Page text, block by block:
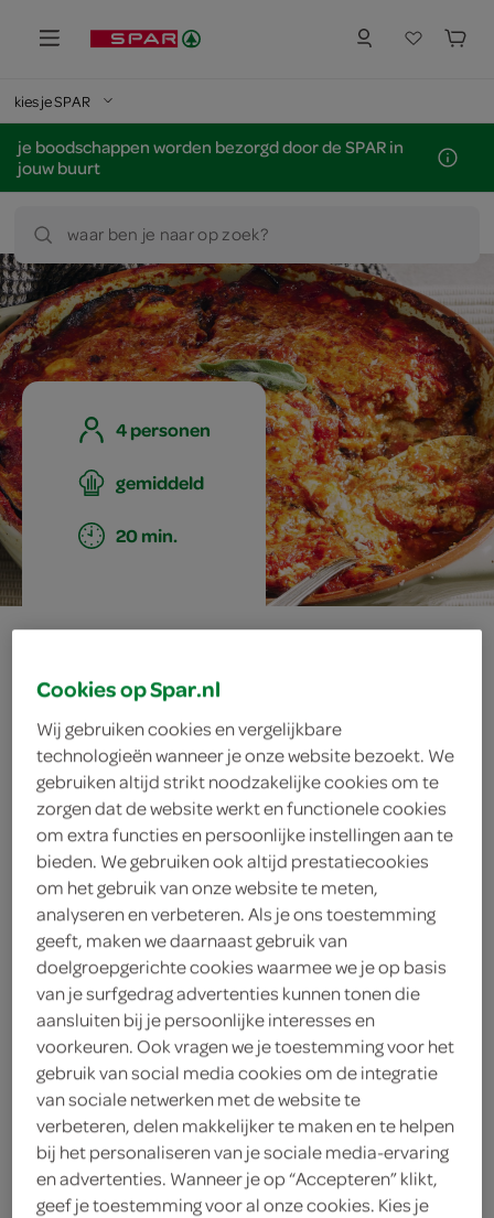
kies je SPAR
je boodschappen worden bezorgd door de SPAR in
jouw buurt
waar ben je naar op zoek?
4 personen
gemiddeld
20 min.
lasagne van
aubergine met
geitenkaas
ingrediënten
75 gram Parmezaanse kaas
250 gram zachte geitenkaas
salie
eetlepel salie
2 blikken gepelde tomaten
1 blikje tomatenpuree
Cookies op Spar.nl
Wij gebruiken cookies en vergelijkbare
technologieën wanneer je onze website bezoekt. We
gebruiken altijd strikt noodzakelijke cookies om te
zorgen dat de website werkt en functionele cookies
om extra functies en persoonlijke instellingen aan te
bieden. We gebruiken ook altijd prestatiecookies
om het gebruik van onze website te meten,
analyseren en verbeteren. Als je ons toestemming
geeft, maken we daarnaast gebruik van
doelgroepgerichte cookies waarmee we je op basis
van je surfgedrag advertenties kunnen tonen die
aansluiten bij je persoonlijke interesses en
voorkeuren. Ook vragen we je toestemming voor het
gebruik van social media cookies om de integratie
van sociale netwerken met de website te
verbeteren, delen makkelijker te maken en te helpen
bij het personaliseren van je sociale media-ervaring
en advertenties. Wanneer je op “Accepteren” klikt,
geef je toestemming voor al onze cookies. Kies je